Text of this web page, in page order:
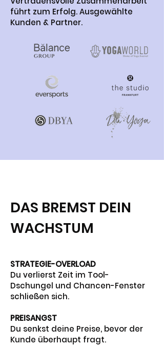
führt zum Erfolg. Ausgewählte
Kunden & Partner.
DAS BREMST DEIN
WACHSTUM
STRATEGIE-OVERLOAD
Du verlierst Zeit im Tool-
Dschungel und Chancen-Fenster
schließen sich.
PREISANGST
Du senkst deine Preise, bevor der
Kunde überhaupt fragt.